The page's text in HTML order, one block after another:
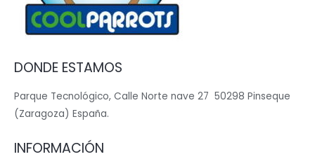
DONDE ESTAMOS
Parque Tecnológico, Calle Norte nave 27 50298 Pinseque
(Zaragoza) España.
INFORMACIÓN